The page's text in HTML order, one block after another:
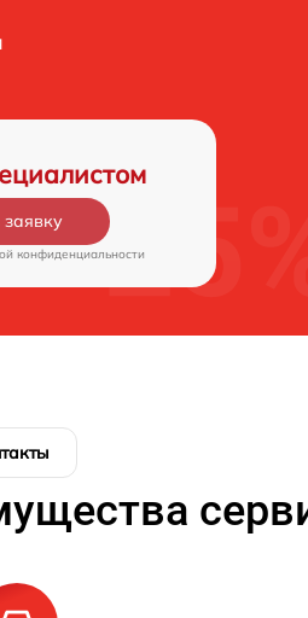
заявку
конфиденциальности